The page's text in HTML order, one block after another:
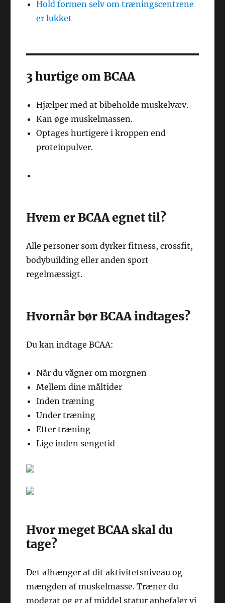
Hold formen selv om træningscentrene
er lukket
3 hurtige om BCAA
Hjælper med at bibeholde muskelvæv.
Kan øge muskelmassen.
Optages hurtigere i kroppen end
proteinpulver.
Hvem er BCAA egnet til?
Alle personer som dyrker fitness, crossfit,
bodybuilding eller anden sport
regelmæssigt.
Hvornår bør BCAA indtages?
Du kan indtage BCAA:
Når du vågner om morgnen
Mellem dine måltider
Inden træning
Under træning
Efter træning
Lige inden sengetid
Hvor meget BCAA skal du
tage?
Det afhænger af dit aktivitetsniveau og
mængden af muskelmasse. Træner du
moderat og er af middel statur anbefaler vi